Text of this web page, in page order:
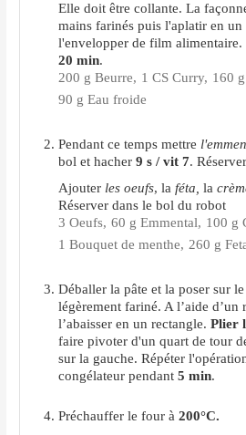
Elle doit être collante. La
mains farinés puis l'aplatir en
l'envelopper de film alimentaire.
20 min.
200 g Beurre, 1 CS Curry, 160
90 g Eau froide
Pendant ce temps mettre
bol et hacher 9 s / vit 7.
Ajouter les oeufs, laféta, la
Réserver dans le bol du robot
3 Oeufs, 60 g Emmental, 100 g
1 Bouquet de menthe, 260 g
Déballer la pâte et la poser sur
légèrement fariné. A l’aide d’un
l’abaisser en un rectangle. Plier
faire pivoter d'un quart de tour
sur la gauche. Répéter
congélateur pendant 5 min.
Préchauffer le four à 200°C.